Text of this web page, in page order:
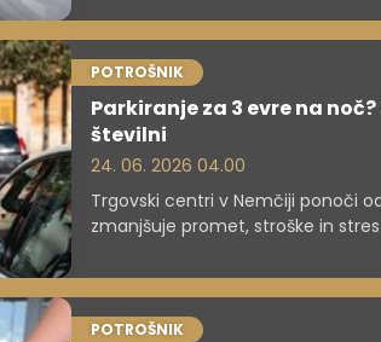
POTROŠNIK
Parkiranje za 3 evre na
številni
24. 06. 2026 04.00
Trgovski centri v Nemčiji ponoči
zmanjšuje promet, stroške in
POTROŠNIK